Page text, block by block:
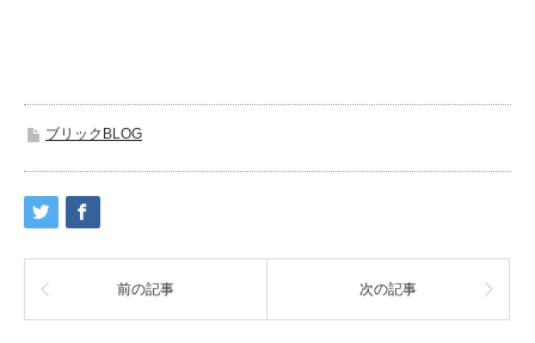
ブリックBLOG
前の記事 次の記事